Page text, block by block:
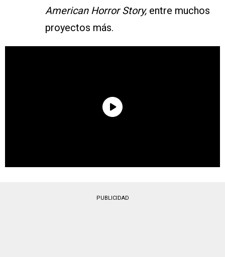
American Horror Story, entre muchos
proyectos más.
PUBLICIDAD